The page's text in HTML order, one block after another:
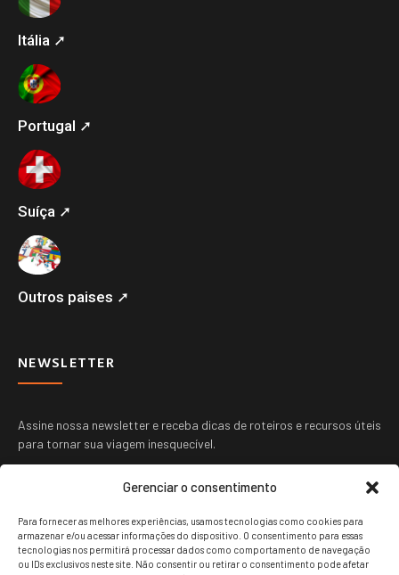
Gerenciar o consentimento
Para fornecer as melhores experiências, usamos tecnologias como cookies para
armazenar e/ou acessar informações do dispositivo. O consentimento para essas
tecnologias nos permitirá processar dados como comportamento de navegação
ou IDs exclusivos neste site. Não consentir ou retirar o consentimento pode afetar
Itália ➚
Portugal ➚
Suíça ➚
Outros paises ➚
NEWSLETTER
Assine nossa newsletter e receba dicas de roteiros e recursos úteis
para tornar sua viagem inesquecível.